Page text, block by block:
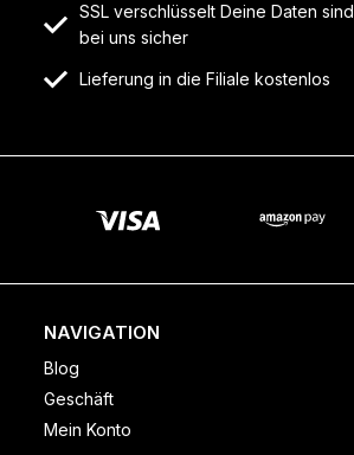
SSL verschlüsselt Deine Daten sind
bei uns sicher
Lieferung in die Filiale kostenlos
NAVIGATION
Blog
Geschäft
Mein Konto